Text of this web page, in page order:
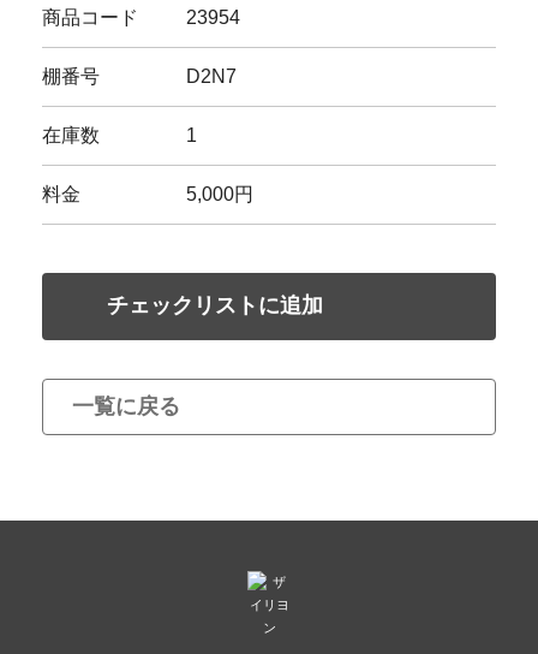
商品コード 23954
棚番号 D2N7
在庫数 1
料金 5,000円
チェックリストに追加
一覧に戻る